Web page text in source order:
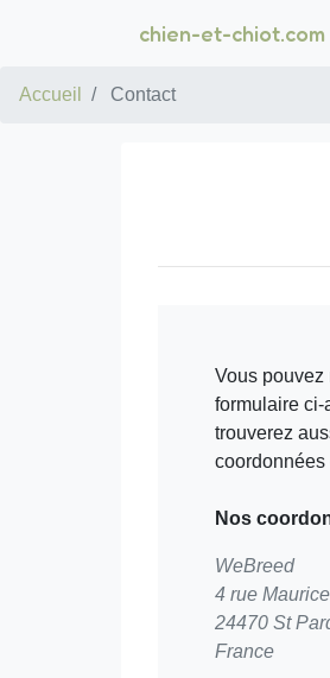
chien-et-chiot.com
Accueil Contact
Vous pouvez
formulaire ci-
trouverez
coordonnées
Nos
WeBreed
4 rue
24470 St
France